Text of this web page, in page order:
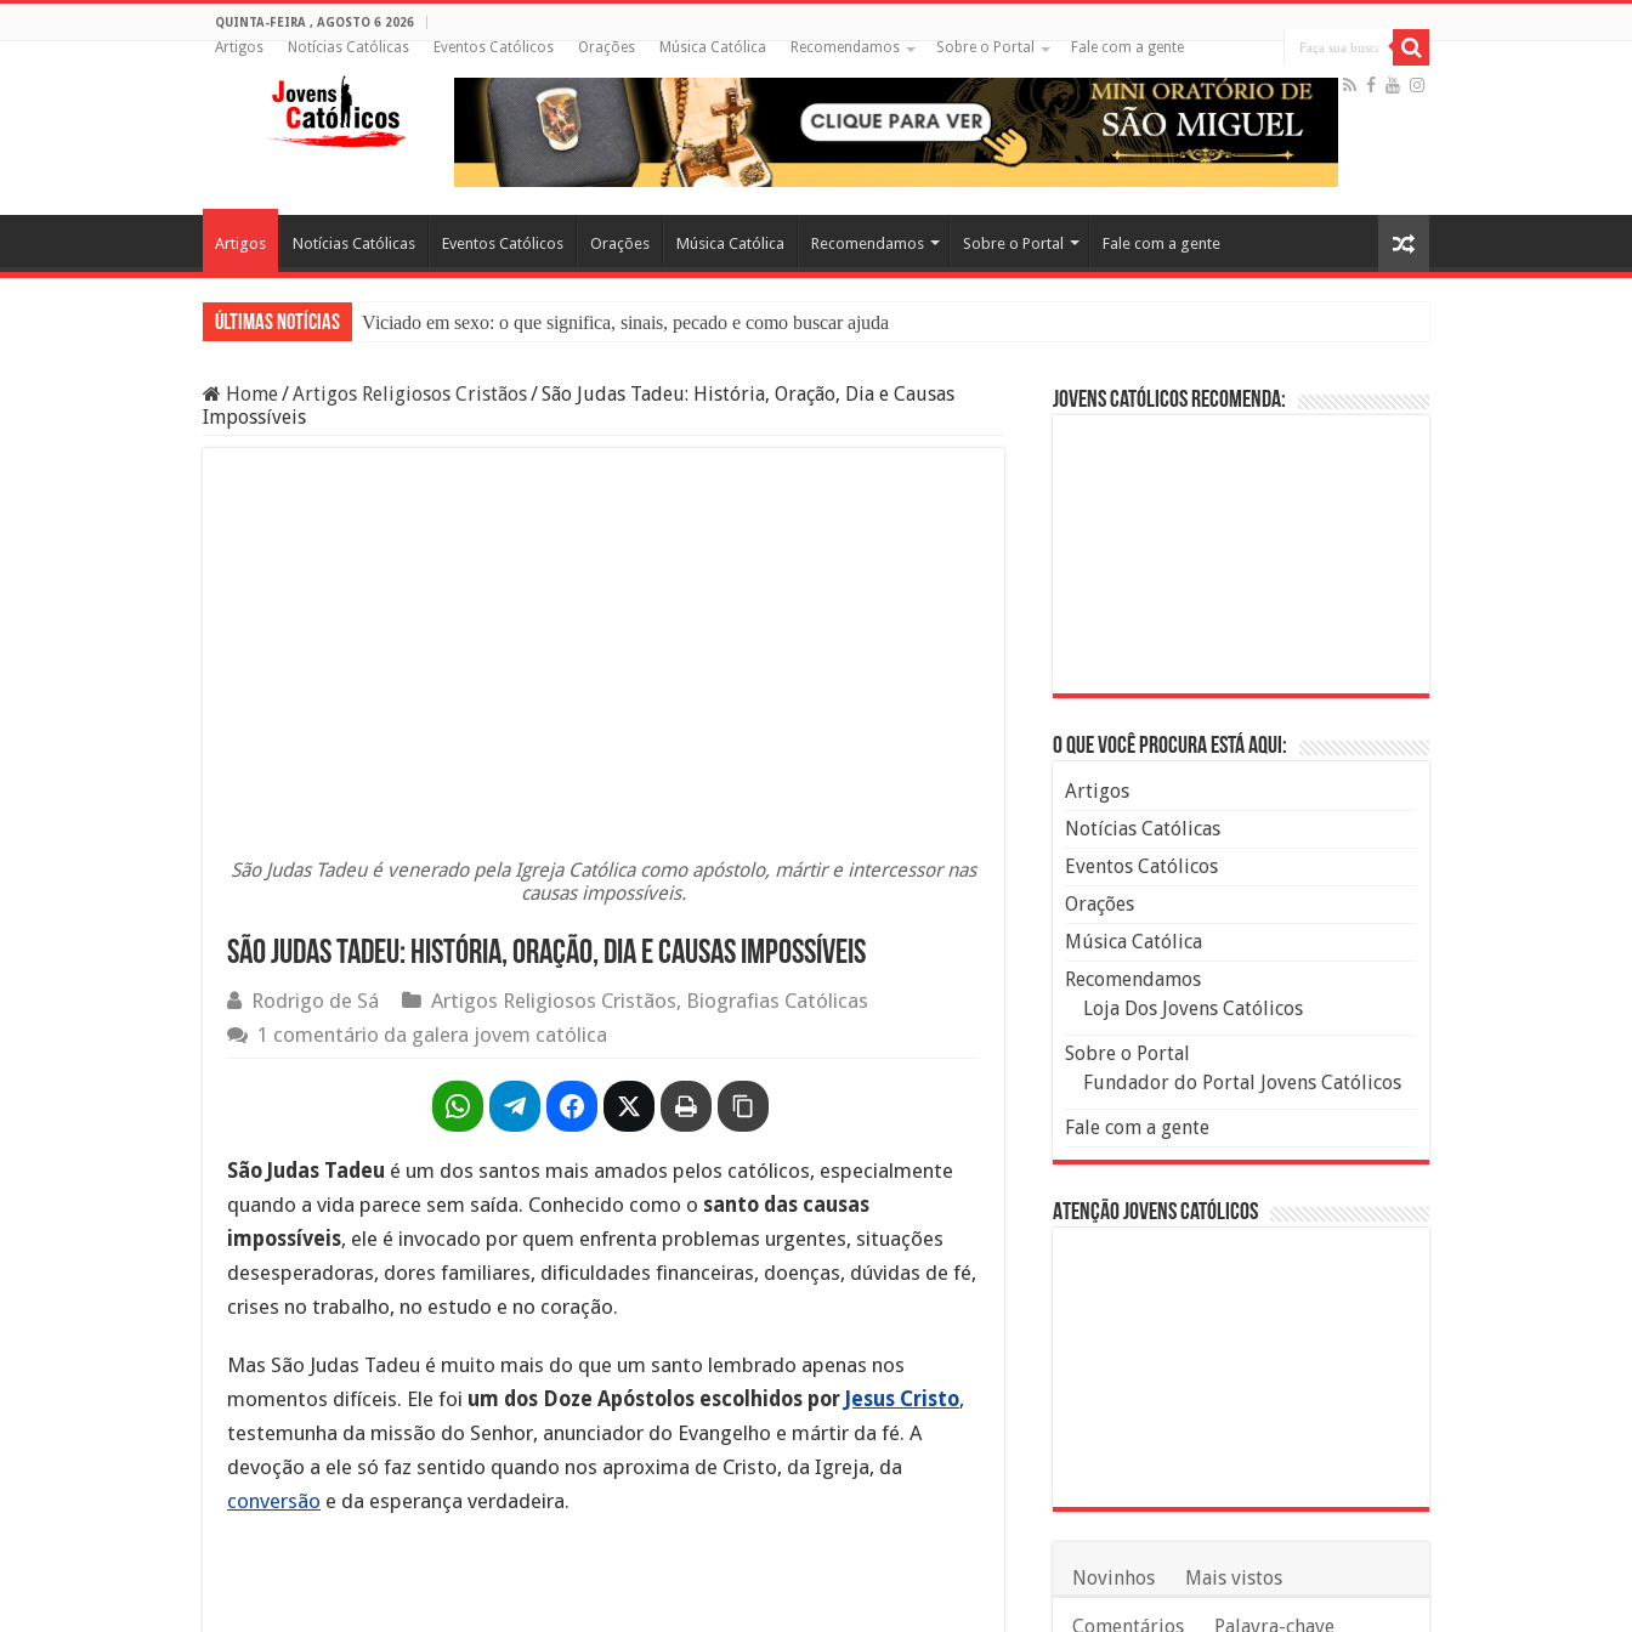
QUINTA-FEIRA , AGOSTO 6 2026
Artigos Notícias Católicas Eventos Católicos Orações Música Católica Recomendamos Sobre o Portal Fale com a gente
Artigos Notícias Católicas Eventos Católicos Orações Música Católica Recomendamos Sobre o Portal Fale com a gente
Últimas Notícias
Viciado em sexo: o que significa, sinais, pecado e como buscar ajuda
Filme Sagrado Coração – Seu Reino Não Terá Fim: O Documentário Que Vai Tocar os Católicos no Cinema
Home/Artigos Religiosos Cristãos/São Judas Tadeu: História, Oração, Dia e Causas
Impossíveis
São Judas Tadeu é venerado pela Igreja Católica como apóstolo, mártir e intercessor nas
causas impossíveis.
São Judas Tadeu: História, Oração, Dia e Causas Impossíveis
Rodrigo de Sá Artigos Religiosos Cristãos, Biografias Católicas
1 comentário da galera jovem católica
São Judas Tadeu é um dos santos mais amados pelos católicos, especialmente
quando a vida parece sem saída. Conhecido como o santo das causas
impossíveis, ele é invocado por quem enfrenta problemas urgentes, situações
desesperadoras, dores familiares, dificuldades financeiras, doenças, dúvidas de fé,
crises no trabalho, no estudo e no coração.
Mas São Judas Tadeu é muito mais do que um santo lembrado apenas nos
momentos difíceis. Ele foi um dos Doze Apóstolos escolhidos por Jesus Cristo,
testemunha da missão do Senhor, anunciador do Evangelho e mártir da fé. A
devoção a ele só faz sentido quando nos aproxima de Cristo, da Igreja, da
conversão e da esperança verdadeira.
Jovens Católicos Recomenda:
O que você procura está aqui:
Artigos
Notícias Católicas
Eventos Católicos
Orações
Música Católica
Recomendamos
Loja Dos Jovens Católicos
Sobre o Portal
Fundador do Portal Jovens Católicos
Fale com a gente
Atenção Jovens Católicos
Novinhos Mais vistos
Comentários Palavra-chave